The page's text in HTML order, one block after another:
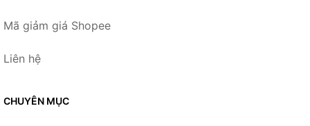
Mã giảm giá Shopee
Liên hệ
CHUYÊN MỤC